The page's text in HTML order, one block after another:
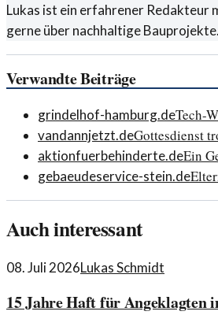
Lukas ist ein erfahrener Redakteur
gerne über nachhaltige Bauprojekte.
Verwandte Beiträge
grindelhof-hamburg.deTech-
vandannjetzt.deGottesdienst
aktionfuerbehinderte.deEin
gebaeudeservice-stein.de
Auch interessant
08. Juli 2026Lukas Schmidt
15 Jahre Haft für